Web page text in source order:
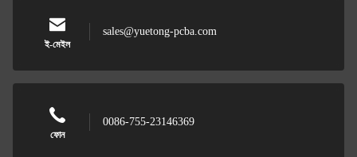
ই-মেইল
sales@yuetong-pcba.com
ফোন
0086-755-23146369